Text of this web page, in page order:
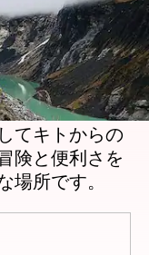
南アメリカで
ベンチャーを
地地域は、そ
てキトからの
険と便利さを